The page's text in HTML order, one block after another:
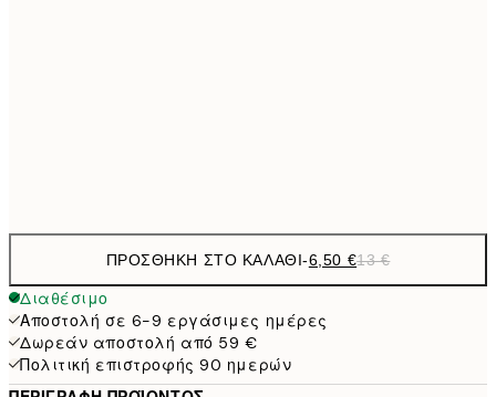
ΠΡΟΣΘΉΚΗ ΣΤΟ ΚΑΛΆΘΙ-6,50 €13 €
Διαθέσιμο
Αποστολή σε 6-9 εργάσιμες ημέρες
Δωρεάν αποστολή από 59 €
Πολιτική επιστροφής 90 ημερών